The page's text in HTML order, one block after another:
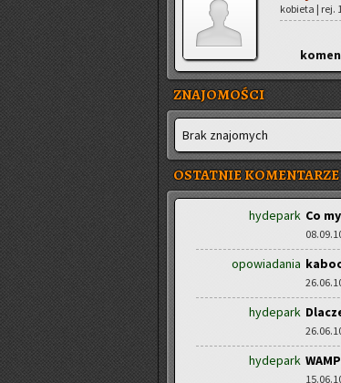
ko­bie­ta | rej.
ZNAJOMOŚCI
Brak zna­jo­mych
OSTATNIE KOMENTARZE
hydepark Co
opowiadania
hydepark
hydepark